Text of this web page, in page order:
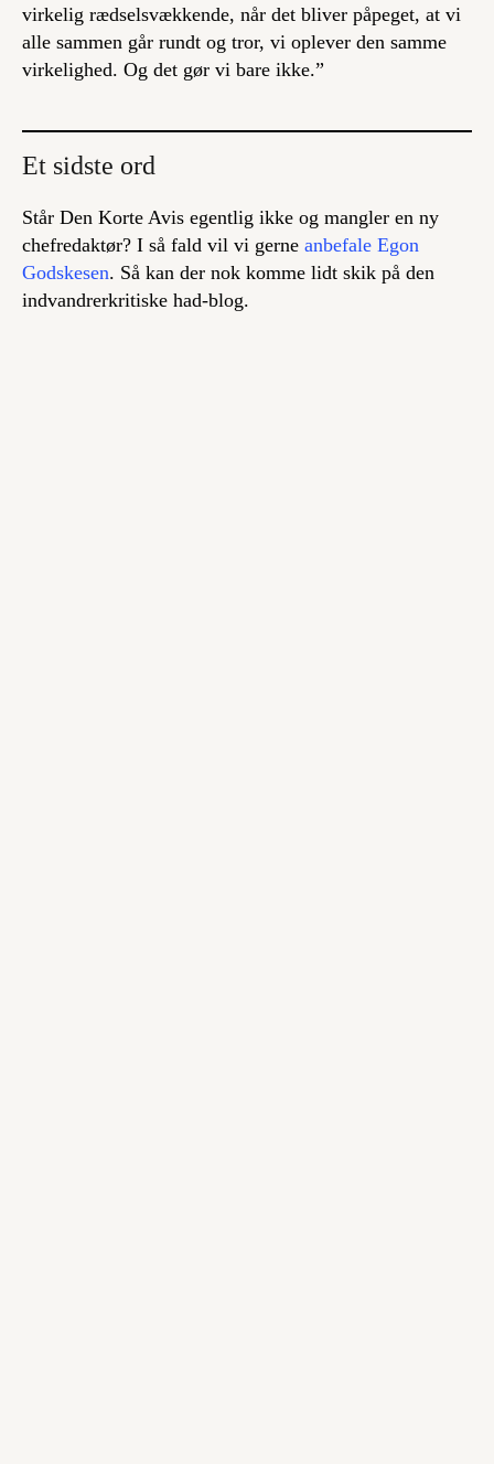
virkelig rædselsvækkende, når det bliver påpeget, at vi
alle sammen går rundt og tror, vi oplever den samme
virkelighed. Og det gør vi bare ikke.”
Et sidste ord
Står Den Korte Avis egentlig ikke og mangler en ny
chefredaktør? I så fald vil vi gerne anbefale Egon
Godskesen. Så kan der nok komme lidt skik på den
indvandrerkritiske had-blog.